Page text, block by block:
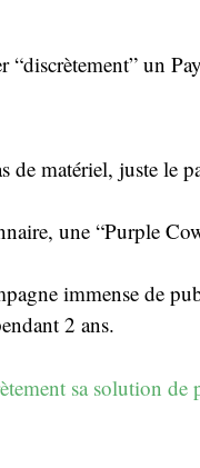
“discrètement” un
matériel, juste le
une “Purple
immense de
2 ans.
sa solution de